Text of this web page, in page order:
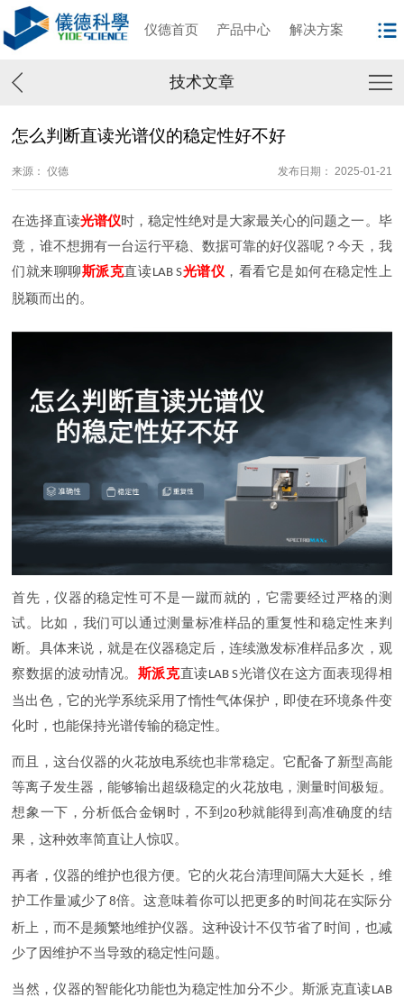
仪德首页 产品中心 解决方案
技术文章
怎么判断直读光谱仪的稳定性好不好
来源： 仪德 发布日期： 2025-01-21
在选择直读光谱仪时，稳定性绝对是大家最关心的问题之一。毕
竟，谁不想拥有一台运行平稳、数据可靠的好仪器呢？今天，我
们就来聊聊斯派克直读LAB S光谱仪 ，看看它是如何在稳定性上
脱颖而出的。
首先，仪器的稳定性可不是一蹴而就的，它需要经过严格的测
试。比如，我们可以通过测量标准样品的重复性和稳定性来判
断。具体来说，就是在仪器稳定后，连续激发标准样品多次，观
察数据的波动情况。 斯派克直读LAB S光谱仪在这方面表现得相
当出色，它的光学系统采用了惰性气体保护，即使在环境条件变
化时，也能保持光谱传输的稳定性。
而且，这台仪器的火花放电系统也非常稳定。它配备了新型高能
等离子发生器，能够输出超级稳定的火花放电，测量时间极短。
想象一下，分析低合金钢时，不到 20秒就能得到高准确度的结
果，这种效率简直让人惊叹。
再者，仪器的维护也很方便。它的火花台清理间隔大大延长，维
护工作量减少了 8倍。这意味着你可以把更多的时间花在实际分
析上，而不是频繁地维护仪器。这种设计不仅节省了时间，也减
少了因维护不当导致的稳定性问题。
当然，仪器的智能化功能也为稳定性加分不少。斯派克直读LAB